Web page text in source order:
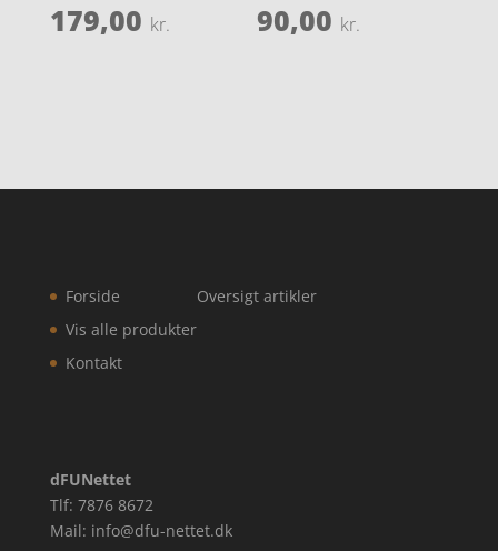
Vurderet
179,00 kr.
Vurderet
3.6
90,00 kr.
Forside
Vis alle produkter
Kontakt
Oversigt artikler
dFUNettet
Tlf: 7876 8672
Mail: info@dfu-nettet.dk